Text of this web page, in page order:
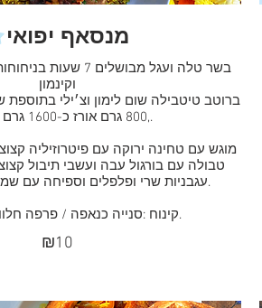
מנסאף יפואי
בשר טלה ועגל מבושלים
וקינמון
,800 גרם
מוגש עם טחינה ירוקה עם פיטרוזיליה
טבולה עם בורגול עבה ועשבי תיבול
עגבניות שרי ופלפלים וספיחה עם
קינוח :סנייה כנאפה / פרפה חלווה כ- ½ ק״ג.
₪10